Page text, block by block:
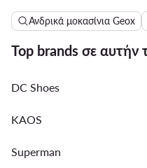
Ανδρικά μοκασίνια Geox
Top brands σε αυτήν
DC Shoes
KAOS
Superman